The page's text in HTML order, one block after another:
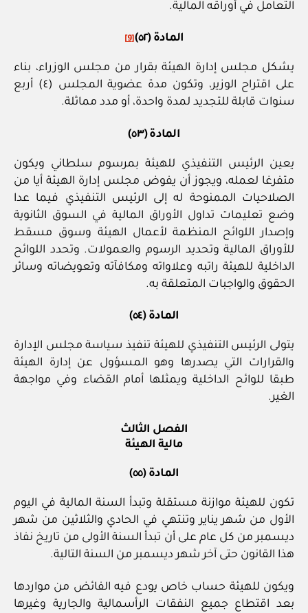
التعامل في أوراقه المالية.
المادة (٥٢) [9]
يشكل مجلس إدارة الهيئة بقرار من مجلس الوزراء، بناء
على اقتراح الوزير، وتكون مدة عضوية المجلس (٤) أربع
سنوات قابلة للتجديد لمدة واحدة، أو مدد مماثلة.
المادة (٥٣)
يعين الرئيس التنفيذي للهيئة بمرسوم سلطاني ويكون
متفرغا لعمله، ويجوز أن يفوض مجلس إدارة الهيئة أيا من
الصلاحيات الممنوحة له إلى الرئيس التنفيذي فيما عدا
وضع تعليمات تداول الأوراق المالية في السوق الثانوية
وإصدار اللوائح المنظمة لأعمال الهيئة وسوق مسقط
للأوراق المالية وتحديد الرسوم والعمولات. وتحدد اللوائح
الداخلية للهيئة راتبه وعلاواته ومكافآته وتعويضاته وسائر
الحقوق والواجبات المتعلقة به.
المادة (٥٤)
يتولى الرئيس التنفيذي للهيئة تنفيذ سياسة مجلس الإدارة
والقرارات التي يصدرها وهو المسؤول عن إدارة الهيئة
طبقا للوائح الداخلية ويمثلها أمام القضاء وفي مواجهة
الغير.
الفصل الثالث
مالية الهيئة
المادة (٥٥)
تكون للهيئة موازنة مستقلة وتبدأ السنة المالية في اليوم
الأول من شهر يناير وتنتهي في الحادي والثلاثين من شهر
ديسمبر من كل عام على أن تبدأ السنة الأولى من تاريخ نفاذ
هذا القانون حتى آخر شهر ديسمبر من السنة التالية.
ويكون للهيئة حساب خاص يودع فيه الفائض من مواردها
بعد اقتطاع جميع النفقات الرأسمالية والجارية وغيرها